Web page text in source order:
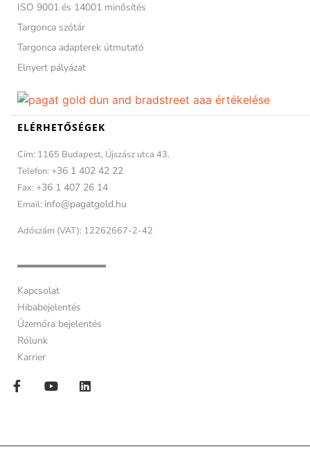
ISO 9001 és 14001 minősítés
Targonca szótár
Targonca adapterek útmutató
Elnyert pályázat
ELÉRHETŐSÉGEK
Cím: 1165 Budapest, Újszász utca 43.
Telefon: +36 1 402 42 22
Fax: +36 1 407 26 14
Email: info@pagatgold.hu
Adószám (VAT): 12262667-2-42
Kapcsolat
Hibabejelentés
Üzemóra bejelentés
Rólunk
Karrier